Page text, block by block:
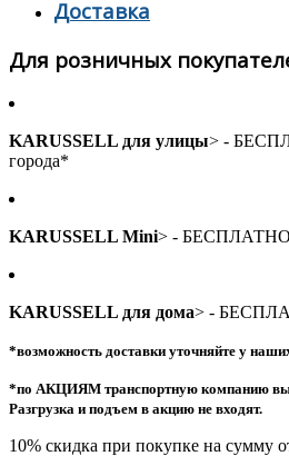
Доставка
Для розничных
KARUSSELL для улицы> -
города*
KARUSSELL Mini> - БЕСПЛАТНО
KARUSSELL для дома> -
*возможность доставки уточняйте у
*по АКЦИЯМ транспортную компанию
Разгрузка и подъем в акцию не входят.
10% скидка при покупке на сумму